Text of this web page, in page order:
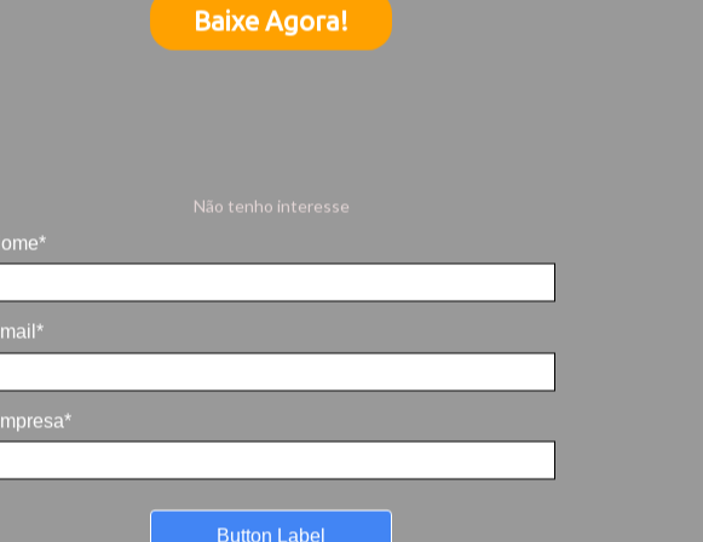
Baixe Agora!
Não tenho interesse
Button Label